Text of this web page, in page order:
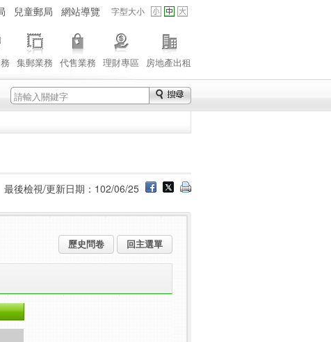
兒童郵局 網站導覽 字型大小
集郵業務 代售業務 理財專區 房地產出租
最後檢視/更新日期：102/06/25
歷史問卷 回主選單